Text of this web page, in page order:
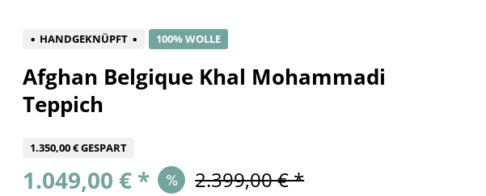
HANDGEKNÜPFT 100% WOLLE
Afghan Belgique Khal Mohammadi
Teppich
1.350,00 € GESPART
1.049,00 € * 2.399,00 € *